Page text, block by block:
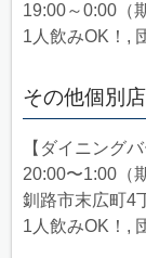
19:00～0:00（
1人飲みOK！,
その他個別
【ダイニング
20:00〜1:00（
釧路市末広町4
1人飲みOK！,